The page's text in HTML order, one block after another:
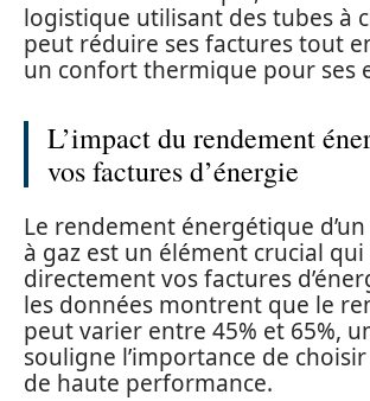
logistique utilisant des tubes à
peut réduire ses factures tout
un confort thermique pour ses
L’impact du rendement
vos factures d’énergie
Le rendement énergétique
à gaz est un élément crucial
directement vos factures
les données montrent que le
peut varier entre 45% et 65%,
souligne l’importance de
de haute performance.